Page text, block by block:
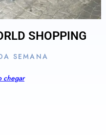
SHOPPING
SEMANA
chegar